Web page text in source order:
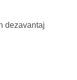
dezavantaj